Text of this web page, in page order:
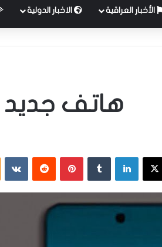
الأخبار العراقية الاخبار الدولية
هاتف جديد
‫X لينكدإن بينتيريست